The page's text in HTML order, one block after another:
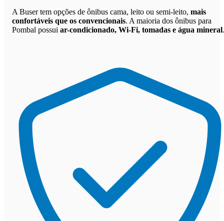
A Buser tem opções de ônibus cama, leito ou semi-leito, mais
confortáveis que os convencionais. A maioria dos ônibus para
Pombal possui ar-condicionado, Wi-Fi, tomadas e água mineral.